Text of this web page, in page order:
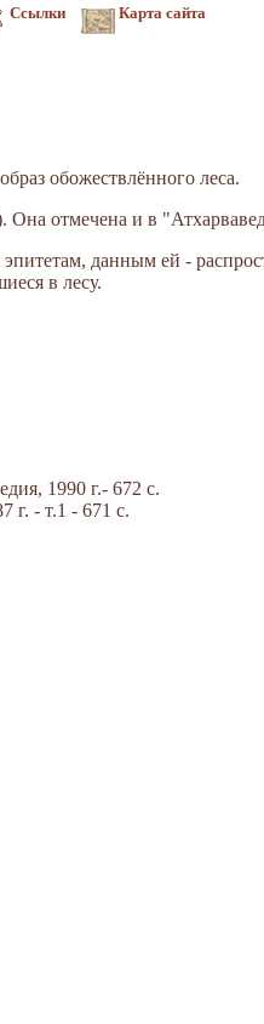
Ссылки Карта сайта
обожествлённого леса.
Она отмечена и в
данным ей -
в лесу.
1990 г.- 672 с.
г. - т.1 - 671 с.